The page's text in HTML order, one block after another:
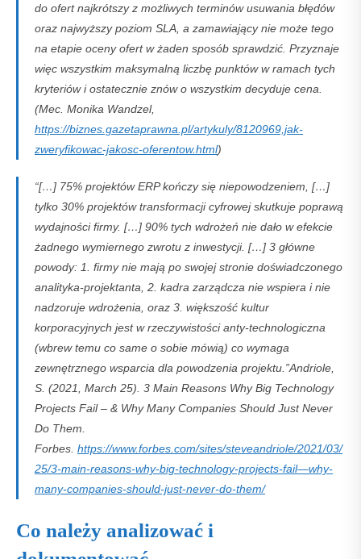
do ofert najkrótszy z możliwych terminów usuwania błędów
oraz najwyższy poziom SLA, a zamawiający nie może tego
na etapie oceny ofert w żaden sposób sprawdzić. Przyznaje
więc wszystkim maksymalną liczbę punktów w ramach tych
kryteriów i ostatecznie znów o wszystkim decyduje cena.
(Mec. Monika Wandzel,
https://biznes.gazetaprawna.pl/artykuly/8120969,jak-
zweryfikowac-jakosc-oferentow.html)
“[…] 75% projektów ERP kończy się niepowodzeniem, […]
tylko 30% projektów transformacji cyfrowej skutkuje poprawą
wydajności firmy. […] 90% tych wdrożeń nie dało w efekcie
żadnego wymiernego zwrotu z inwestycji. […] 3 główne
powody: 1. firmy nie mają po swojej stronie doświadczonego
analityka-projektanta, 2. kadra zarządcza nie wspiera i nie
nadzoruje wdrożenia, oraz 3. większość kultur
korporacyjnych jest w rzeczywistości anty-technologiczna
(wbrew temu co same o sobie mówią) co wymaga
zewnętrznego wsparcia dla powodzenia projektu.”Andriole,
S. (2021, March 25). 3 Main Reasons Why Big Technology
Projects Fail – & Why Many Companies Should Just Never
Do Them.
Forbes. https://www.forbes.com/sites/steveandriole/2021/03/
25/3-main-reasons-why-big-technology-projects-fail—why-
many-companies-should-just-never-do-them/
Co należy analizować i